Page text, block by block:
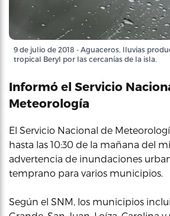
9 de julio de 2018 - Aguaceros, lluvias
tropical Beryl por las cercanías de la isla.
Informó el Servicio
Meteorología
El Servicio Nacional de
hasta las 10:30 de la mañana del
advertencia de inundaciones
temprano para varios municipios.
Según el SNM, los municipios